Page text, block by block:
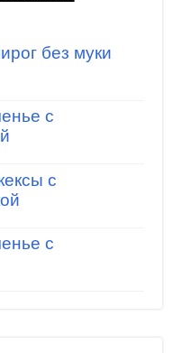
без муки
с
с
с